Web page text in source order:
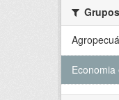
Grupos
Economia